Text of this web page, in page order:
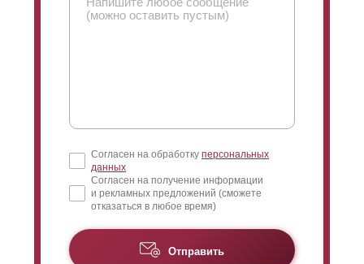
Согласен на обработку персональных
данных
Согласен на получение информации
и рекламных предложений (сможете
отказаться в любое время)
Отправить